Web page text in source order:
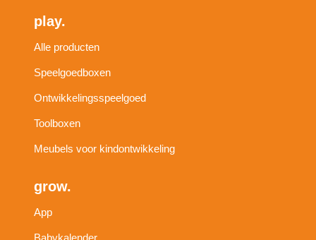
play.
Alle producten
Speelgoedboxen
Ontwikkelingsspeelgoed
Toolboxen
Meubels voor kindontwikkeling
grow.
App
Babykalender